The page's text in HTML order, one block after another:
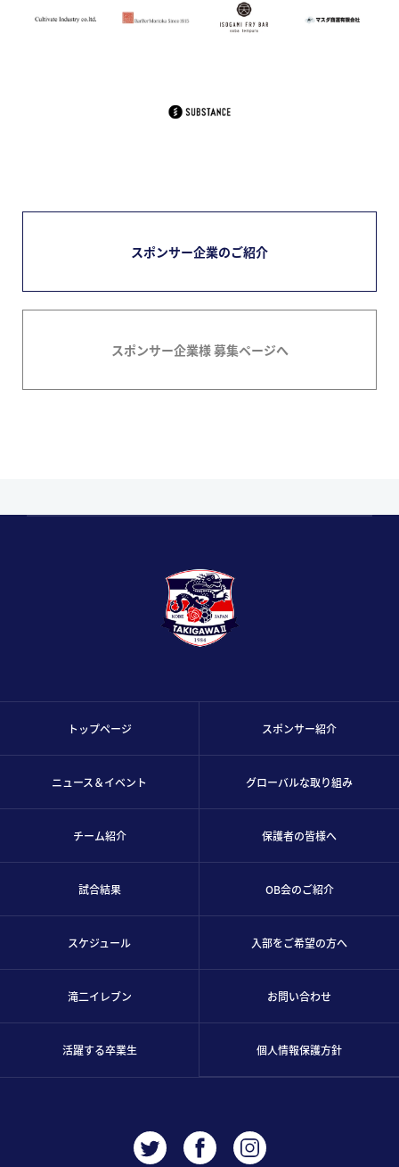
スポンサー企業のご紹介
スポンサー企業様 募集ページへ
トップページ
ニュース＆イベント
チーム紹介
試合結果
スケジュール
滝二イレブン
活躍する卒業生
スポンサー紹介
グローバルな取り組み
保護者の皆様へ
OB会のご紹介
入部をご希望の方へ
お問い合わせ
個人情報保護方針